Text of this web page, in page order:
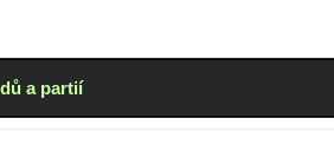
a partií